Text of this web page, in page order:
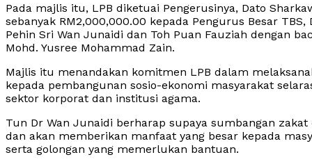
Pada majlis itu, LPB diketuai Pengerusinya, Dato
sebanyak RM2,000,000.00 kepada Pengurus Besar
Pehin Sri Wan Junaidi dan Toh Puan Fauziah dengan
Mohd. Yusree Mohammad Zain.
Majlis itu menandakan komitmen LPB dalam
kepada pembangunan sosio-ekonomi masyarakat
sektor korporat dan institusi agama.
Tun Dr Wan Junaidi berharap supaya sumbangan
dan akan memberikan manfaat yang besar kepada
serta golongan yang memerlukan bantuan.